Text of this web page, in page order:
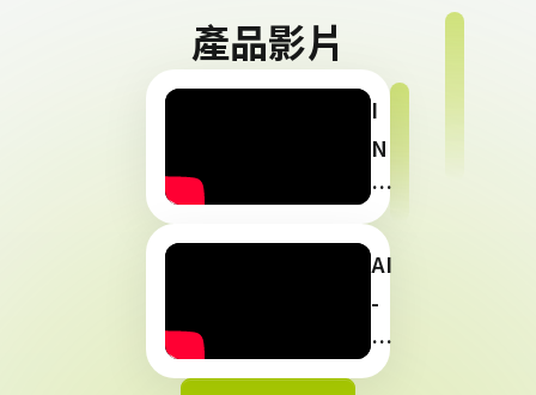
產品影片
I
N
FI
N
IT
IX
｜
共
AI
-
St
a